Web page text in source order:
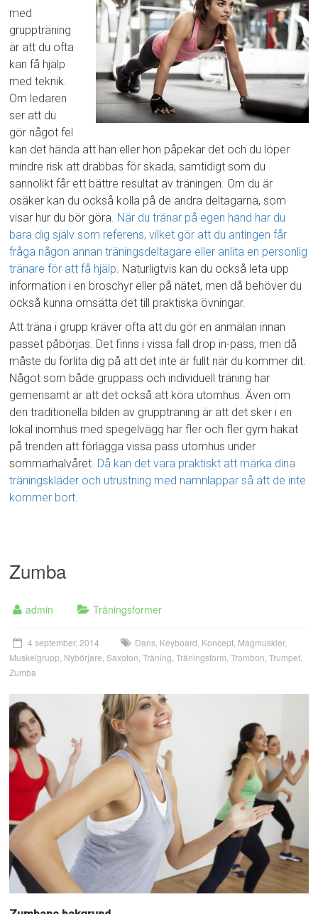
med
gruppträning
är att du ofta
kan få hjälp
med teknik.
Om ledaren
ser att du
gör något fel
kan det hända att han eller hon påpekar det och du löper
mindre risk att drabbas för skada, samtidigt som du
sannolikt får ett bättre resultat av träningen. Om du är
osäker kan du också kolla på de andra deltagarna, som
visar hur du bör göra. När du tränar på egen hand har du
bara dig själv som referens, vilket gör att du antingen får
fråga någon annan träningsdeltagare eller anlita en personlig
tränare för att få hjälp. Naturligtvis kan du också leta upp
information i en broschyr eller på nätet, men då behöver du
också kunna omsätta det till praktiska övningar.
Att träna i grupp kräver ofta att du gör en anmälan innan
passet påbörjas. Det finns i vissa fall drop in-pass, men då
måste du förlita dig på att det inte är fullt när du kommer dit.
Något som både gruppass och individuell träning har
gemensamt är att det också att köra utomhus. Även om
den traditionella bilden av gruppträning är att det sker i en
lokal inomhus med spegelvägg har fler och fler gym hakat
på trenden att förlägga vissa pass utomhus under
sommarhalvåret. Då kan det vara praktiskt att märka dina
träningskläder och utrustning med namnlappar så att de inte
kommer bort.
Zumba
admin Träningsformer
4 september, 2014 Dans Keyboard Koncept Magmuskler,
Muskelgrupp Nybörjare ,Saxofon ,Träning ,Träningsform ,Trombon ,Trumpet
Zumba